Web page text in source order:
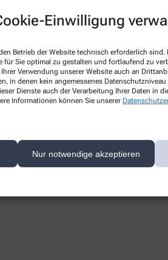
Einwilligung
Betrieb der Website technisch erforderlich
für Sie optimal zu gestalten und fortlaufend zu
Verwendung unserer Website auch an
in denen kein angemessenes
Dienste auch der Verarbeitung Ihrer Daten in
Informationen können Sie unserer
Nur notwendige akzeptieren
Deutscher
des
Apotheke können Sie hier erreichen: